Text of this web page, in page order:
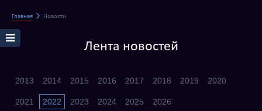
Главная Новости
Лента новостей
2013 2014 2015 2016 2017 2018 2019 2020
2021 2022 2023 2024 2025 2026